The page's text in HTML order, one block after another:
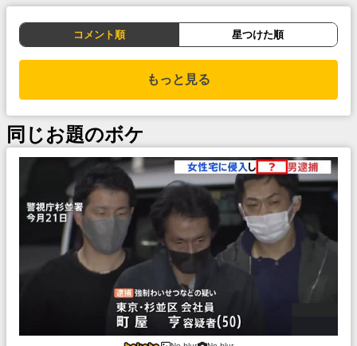
コメント順 星つけた順
もっと見る
同じお題のボケ